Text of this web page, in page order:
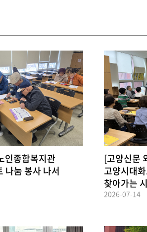
인종합복지관
나눔 봉사 나서
[고양신문
고양시대
찾아가는
2026-07-14